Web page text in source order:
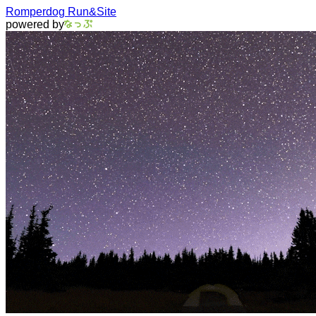
Romperdog Run&Site
powered by